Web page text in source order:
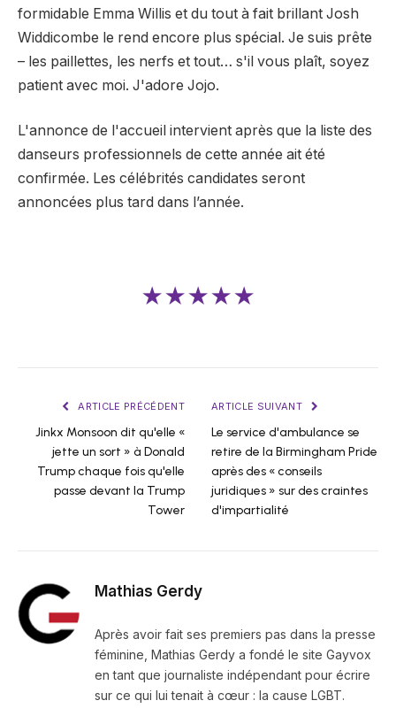
formidable Emma Willis et du tout à fait brillant Josh
Widdicombe le rend encore plus spécial. Je suis prête
– les paillettes, les nerfs et tout… s'il vous plaît, soyez
patient avec moi. J'adore Jojo.
L'annonce de l'accueil intervient après que la liste des
danseurs professionnels de cette année ait été
confirmée. Les célébrités candidates seront
annoncées plus tard dans l’année.
★★★★★
ARTICLE PRÉCÉDENT
Jinkx Monsoon dit qu'elle «
jette un sort » à Donald
Trump chaque fois qu'elle
passe devant la Trump
Tower
ARTICLE SUIVANT
Le service d'ambulance se
retire de la Birmingham Pride
après des « conseils
juridiques » sur des craintes
d'impartialité
Mathias Gerdy
Après avoir fait ses premiers pas dans la presse
féminine, Mathias Gerdy a fondé le site Gayvox
en tant que journaliste indépendant pour écrire
sur ce qui lui tenait à cœur : la cause LGBT.